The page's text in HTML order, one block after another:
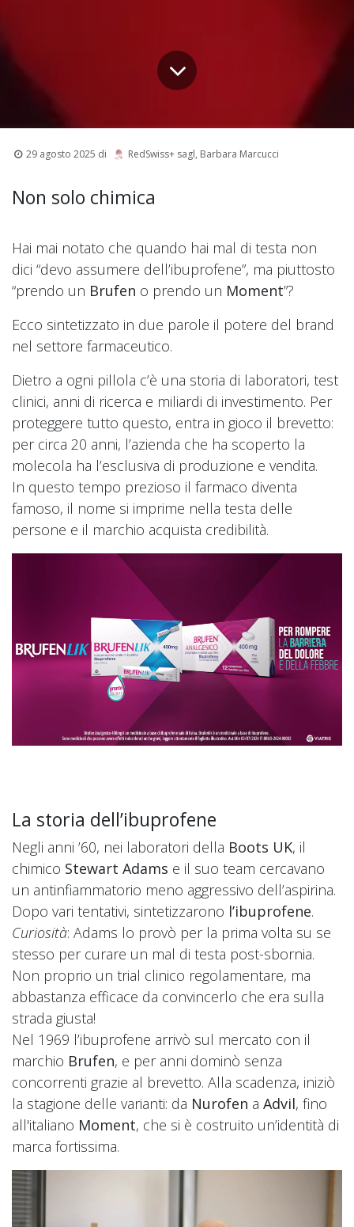
29 agosto 2025 di RedSwiss+ sagl, Barbara Marcucci
Non solo chimica
Hai mai notato che quando hai mal di testa non
dici “devo assumere dell’ibuprofene”, ma piuttosto
“prendo un Brufen o prendo un Moment”?
Ecco sintetizzato in due parole il potere del brand
nel settore farmaceutico.
Dietro a ogni pillola c’è una storia di laboratori, test
clinici, anni di ricerca e miliardi di investimento. Per
proteggere tutto questo, entra in gioco il brevetto:
per circa 20 anni, l’azienda che ha scoperto la
molecola ha l’esclusiva di produzione e vendita.
In questo tempo prezioso il farmaco diventa
famoso, il nome si imprime nella testa delle
persone e il marchio acquista credibilità.
La storia dell’ibuprofene
Negli anni ’60, nei laboratori della Boots UK, il
chimico Stewart Adams e il suo team cercavano
un antinfiammatorio meno aggressivo dell’aspirina.
Dopo vari tentativi, sintetizzarono l’ibuprofene.
Curiosità: Adams lo provò per la prima volta su se
stesso per curare un mal di testa post-sbornia.
Non proprio un trial clinico regolamentare, ma
abbastanza efficace da convincerlo che era sulla
strada giusta!
Nel 1969 l’ibuprofene arrivò sul mercato con il
marchio Brufen, e per anni dominò senza
concorrenti grazie al brevetto. Alla scadenza, iniziò
la stagione delle varianti: da Nurofen a Advil, fino
all'italiano Moment, che si è costruito un’identità di
marca fortissima.